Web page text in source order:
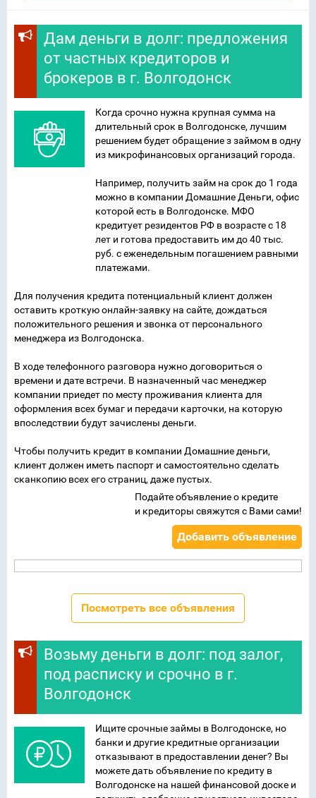
Дам деньги в долг: предложения
от частных кредиторов и
брокеров в г. Волгодонск
Когда срочно нужна крупная сумма на
длительный срок в Волгодонске, лучшим
решением будет обращение з займом в одну
из микрофинансовых организаций города.
Например, получить займ на срок до 1 года
можно в компании Домашние Деньги, офис
которой есть в Волгодонске. МФО
кредитует резидентов РФ в возрасте с 18
лет и готова предоставить им до 40 тыс.
руб. с еженедельным погашением равными
платежами.
Для получения кредита потенциальный клиент должен
оставить кроткую онлайн-заявку на сайте, дождаться
положительного решения и звонка от персонального
менеджера из Волгодонска.
В ходе телефонного разговора нужно договориться о
времени и дате встречи. В назначенный час менеджер
компании приедет по месту проживания клиента для
оформления всех бумаг и передачи карточки, на которую
впоследствии будут зачислены деньги.
Чтобы получить кредит в компании Домашние деньги,
клиент должен иметь паспорт и самостоятельно сделать
сканкопию всех его страниц, даже пустых.
Подайте объявление о кредите
и кредиторы свяжутся с Вами сами!
Добавить объявление
Посмотреть все объявления
Возьму деньги в долг: под залог,
под расписку и срочно в г.
Волгодонск
Ищите срочные займы в Волгодонске, но
банки и другие кредитные организации
отказывают в предоставлении денег? Вы
можете дать объявление по кредиту в
Волгодонске на нашей финансовой доске и